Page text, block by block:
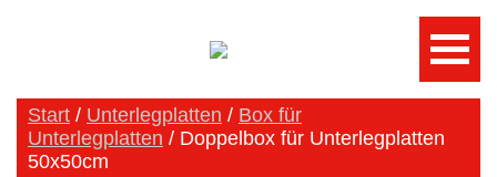
Start / Unterlegplatten / Box für
Unterlegplatten / Doppelbox für Unterlegplatten
50x50cm